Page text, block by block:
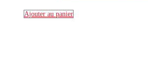
Ajouter au panier